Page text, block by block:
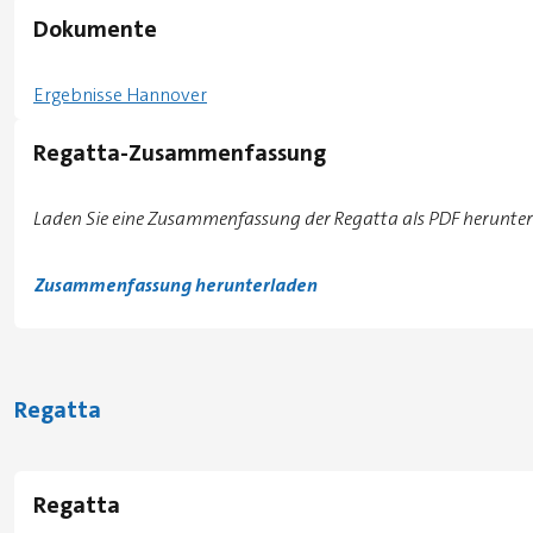
Dokumente
Ergebnisse Hannover
Regatta-Zusammenfassung
Laden Sie eine Zusammenfassung der Regatta als PDF
Zusammenfassung herunterladen
Regatta
Regatta